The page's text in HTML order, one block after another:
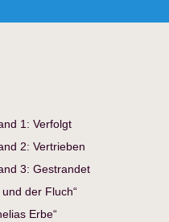
1: Verfolgt
2: Vertrieben
3: Gestrandet
der Fluch“
Erbe“